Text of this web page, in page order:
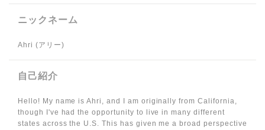
ニックネーム
Ahri (アリー)
自己紹介
Hello! My name is Ahri, and I am originally from California,
though I've had the opportunity to live in many different
states across the U.S. This has given me a broad perspective